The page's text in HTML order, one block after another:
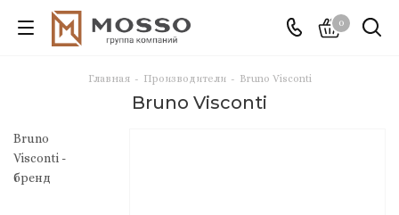
0
Главная - Производители - Bruno Visconti
Bruno Visconti
Bruno
Visconti -
бренд